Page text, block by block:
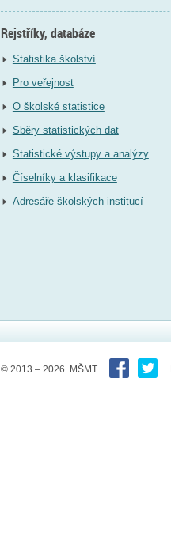
Rejstříky, databáze
Statistika školství
Pro veřejnost
O školské statistice
Sběry statistických dat
Statistické výstupy a analýzy
Číselníky a klasifikace
Adresáře školských institucí
© 2013 – 2026 MŠMT